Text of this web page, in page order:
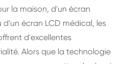
la maison, d'un écran
écran LCD médical, les
d'excellentes
Alors que la technologie